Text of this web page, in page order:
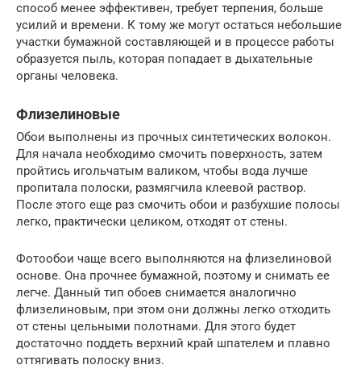
способ менее эффективен, требует терпения, больше
усилий и времени. К тому же могут остаться небольшие
участки бумажной составляющей и в процессе работы
образуется пыль, которая попадает в дыхательные
органы человека.
Флизелиновые
Обои выполнены из прочных синтетических волокон.
Для начала необходимо смочить поверхность, затем
пройтись игольчатым валиком, чтобы вода лучше
пропитала полоски, размягчила клеевой раствор.
После этого еще раз смочить обои и разбухшие полосы
легко, практически целиком, отходят от стены.
Фотообои чаще всего выполняются на флизелиновой
основе. Она прочнее бумажной, поэтому и снимать ее
легче. Данный тип обоев снимается аналогично
флизелиновым, при этом они должны легко отходить
от стены цельными полотнами. Для этого будет
достаточно поддеть верхний край шпателем и плавно
оттягивать полоску вниз.